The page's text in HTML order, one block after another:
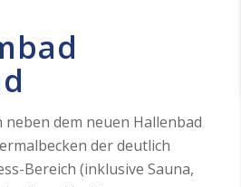
dem neuen Hallenbad
der deutlich
Bereich (inklusive Sauna,